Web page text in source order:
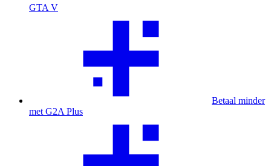
GTA V
Betaal minder
met G2A Plus